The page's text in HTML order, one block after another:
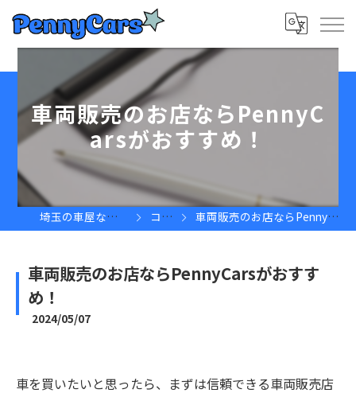
車両販売のお店ならPennyC
arsがおすすめ！
埼玉の車屋ならPennyCars コラム 車両販売のお店ならPennyCarsがおすすめ！
車両販売のお店ならPennyCarsがおすす
め！
2024/05/07
車を買いたいと思ったら、まずは信頼できる車両販売店